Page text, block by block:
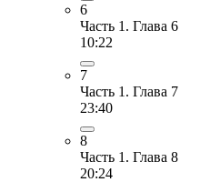
6
Часть 1. Глава 6
10:22
7
Часть 1. Глава 7
23:40
8
Часть 1. Глава 8
20:24